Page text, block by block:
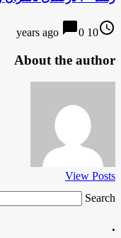
access_time
10 years ago
chat_bubble0
About the author
View Posts
Search …
.